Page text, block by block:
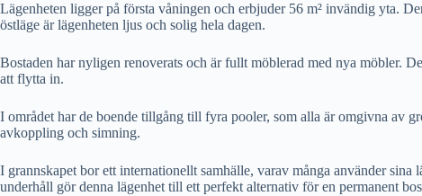
Lägenheten ligger på första våningen och erbjuder 56 m² invändig yta.
östläge är lägenheten ljus och solig hela dagen.
Bostaden har nyligen renoverats och är fullt möblerad med nya möbler.
att flytta in.
I området har de boende tillgång till fyra pooler, som alla är omgivna av
avkoppling och simning.
I grannskapet bor ett internationellt samhälle, varav många använder
underhåll gör denna lägenhet till ett perfekt alternativ för en permanent